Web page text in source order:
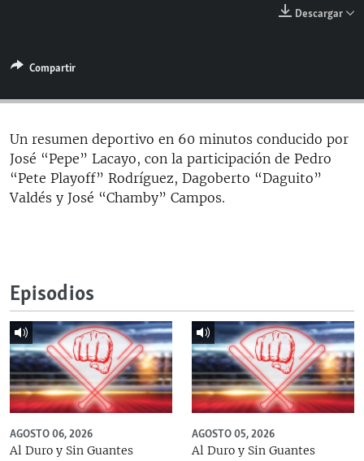
ESPECIALES
LA REALIDAD DE LA VIVIENDA EN CUBA
SER VIEJO EN CUBA
KENTU-CUBANO
LOS SANTOS DE HIALEAH
MULTIMEDIA
EDITORIALES
SÍGUENOS
Descargar
Compartir
Un resumen deportivo en 60 minutos conducido por
José “Pepe” Lacayo, con la participación de Pedro
“Pete Playoff” Rodríguez, Dagoberto “Daguito”
Valdés y José “Chamby” Campos.
Episodios
AGOSTO 06, 2026
Al Duro y Sin Guantes
AGOSTO 05, 2026
Al Duro y Sin Guantes